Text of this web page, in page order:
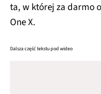
ta, w której za darmo
One X.
Dalsza część tekstu pod wideo